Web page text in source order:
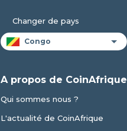
Changer de pays
A propos de CoinAfrique
Qui sommes nous ?
L'actualité de CoinAfrique